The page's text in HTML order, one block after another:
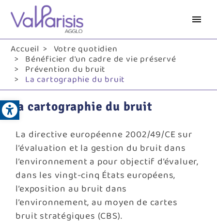
Open toolbar
Accueil Votre quotidien
Bénéficier d'un cadre de vie préservé
Prévention du bruit
La cartographie du bruit
La cartographie du bruit
La directive européenne 2002/49/CE sur
l’évaluation et la gestion du bruit dans
l’environnement a pour objectif d’évaluer,
dans les vingt-cinq États européens,
l’exposition au bruit dans
l’environnement, au moyen de cartes
bruit stratégiques (CBS).